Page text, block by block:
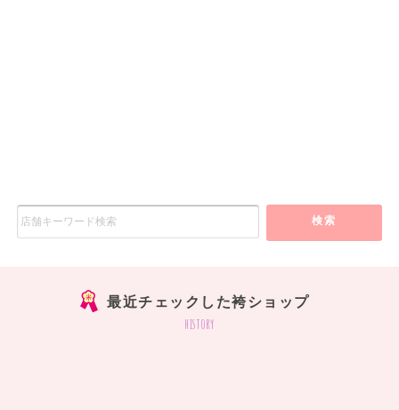
検索
最近チェックした袴ショップ
history